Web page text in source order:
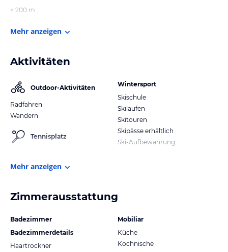
< 200 m
Mehr anzeigen
Aktivitäten
Outdoor-Aktivitäten
Radfahren
Wandern
Tennisplatz
Wintersport
Skischule
Skilaufen
Skitouren
Skipässe erhältlich
Ski-Aufbewahrung
Mehr anzeigen
Zimmerausstattung
Badezimmer
Badezimmerdetails
Haartrockner
Mobiliar
Küche
Kochnische